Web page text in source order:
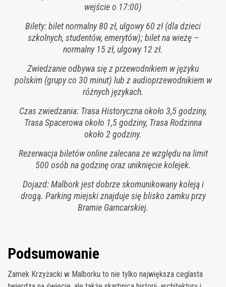
wejście o 17:00)
Bilety: bilet normalny 80 zł, ulgowy 60 zł (dla dzieci
szkolnych, studentów, emerytów); bilet na wieżę –
normalny 15 zł, ulgowy 12 zł.
Zwiedzanie odbywa się z przewodnikiem w języku
polskim (grupy co 30 minut) lub z audioprzewodnikiem w
różnych językach.
Czas zwiedzania: Trasa Historyczna około 3,5 godziny,
Trasa Spacerowa około 1,5 godziny, Trasa Rodzinna
około 2 godziny.
Rezerwacja biletów online zalecana ze względu na limit
500 osób na godzinę oraz uniknięcie kolejek.
Dojazd: Malbork jest dobrze skomunikowany koleją i
drogą. Parking miejski znajduje się blisko zamku przy
Bramie Garncarskiej.
Podsumowanie
Zamek Krzyżacki w Malborku to nie tylko największa ceglasta